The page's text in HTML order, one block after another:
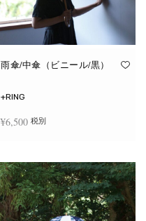
雨傘/中傘（ビニール/黒）
+RING
¥6,500 税別